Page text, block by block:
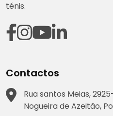
ténis.
Contactos
Rua santos Meias,
Nogueira de Azeitão,